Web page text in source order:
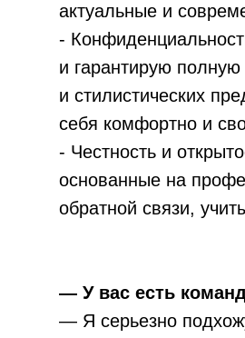
актуальные и
-
и гарантирую
и стилистических
себя комфортно и
- Честность и
основанные на
обратной связи,
— У вас есть
— Я серьезно